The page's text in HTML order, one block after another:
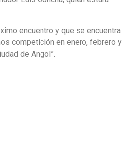
encuentro y que se encuentra
competición en enero, febrero y
de Angol”.